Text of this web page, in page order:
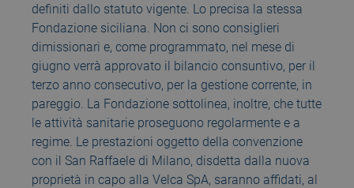
definiti dallo statuto vigente. Lo precisa la stessa
Fondazione siciliana. Non ci sono consiglieri
dimissionari e, come programmato, nel mese di
giugno verrà approvato il bilancio consuntivo, per il
terzo anno consecutivo, per la gestione corrente, in
pareggio. La Fondazione sottolinea, inoltre, che tutte
le attività sanitarie proseguono regolarmente e a
regime. Le prestazioni oggetto della convenzione
con il San Raffaele di Milano, disdetta dalla nuova
proprietà in capo alla Velca SpA, saranno affidati, al